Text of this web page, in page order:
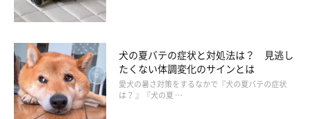
犬の夏バテの症状と対処法は？ 見逃し
たくない体調変化のサインとは
愛犬の暑さ対策をするなかで『犬の夏バテの症状
は？ 』『犬の夏 …